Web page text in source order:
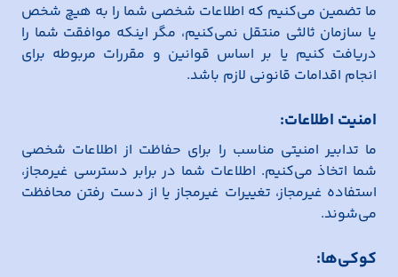
ما تضمین می‌کنیم که اطلاعات شخصی شما را به هیچ شخص
یا سازمان ثالثی منتقل نمی‌کنیم، مگر اینکه موافقت شما را
دریافت کنیم یا بر اساس قوانین و مقررات مربوطه برای
انجام اقدامات قانونی لازم باشد.
امنیت اطلاعات:
ما تدابیر امنیتی مناسب را برای حفاظت از اطلاعات شخصی
شما اتخاذ می‌کنیم. اطلاعات شما در برابر دسترسی غیرمجاز،
استفاده غیرمجاز، تغییرات غیرمجاز یا از دست رفتن محافظت
می‌شوند.
کوکی‌ها: